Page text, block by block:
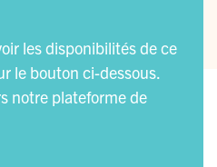
les disponibilités de ce
le bouton ci-dessous.
notre plateforme de